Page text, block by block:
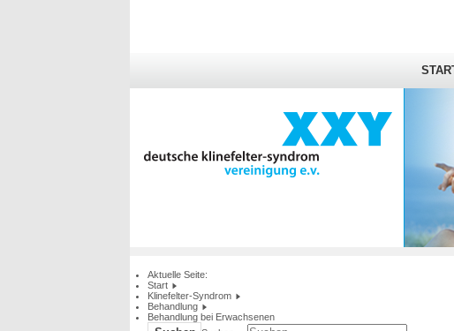
Aktuelle Seite:
Start
Klinefelter-Syndrom
Behandlung
Behandlung bei Erwachsenen